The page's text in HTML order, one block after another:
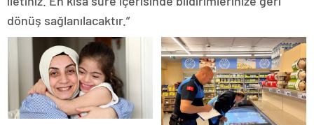
dönüş sağlanılacaktır.”